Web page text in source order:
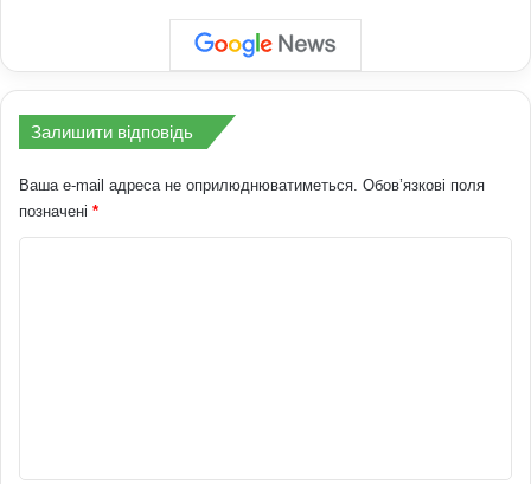
Залишити відповідь
Ваша e-mail адреса не оприлюднюватиметься. Обов’язкові поля
позначені *